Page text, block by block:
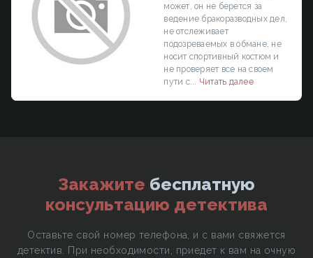
может, он не берется за
ведение бракоразводных дел,
не отслеживает
подозреваемых в обмане, не
носит спортивный костюм и
не проверяет все на своем
пути с... Читать далее
Закажите бесплатную
консультацию детектива
Оставьте свой номер телефона, и с вами свяжется
детектив. При необходимости, приедет к вам на очную